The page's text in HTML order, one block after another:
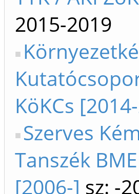
2015-2019
KöKCs
Szerves
Tanszék
[2006-] sz: -